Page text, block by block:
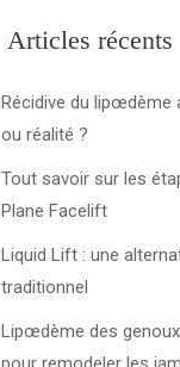
Articles récents
Récidive du lipœdème
ou réalité ?
Tout savoir sur les
Plane Facelift
Liquid Lift : une
traditionnel
Lipœdème des